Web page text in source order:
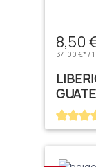
8,50
34,00 €* /